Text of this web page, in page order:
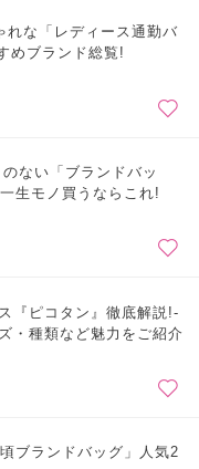
な「レディース通勤バ
めブランド総覧!
ない「ブランドバッ
生モノ買うならこれ!
『ピコタン』徹底解説!-
・種類など魅力をご紹介
ブランドバッグ」人気2